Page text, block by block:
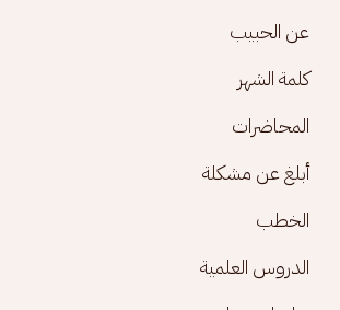
Footer menu
عن الحبيب
كلمة الشهر
المحاضرات
أبلغ عن مشكلة
الخطب
الدروس العلمية